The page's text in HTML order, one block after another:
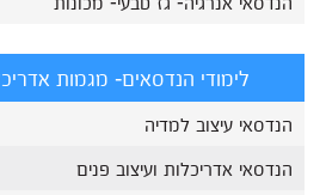
לימודי הנדסאים- מגמות
הנדסאי עיצוב למדיה
הנדסאי אדריכלות ועיצוב פנים